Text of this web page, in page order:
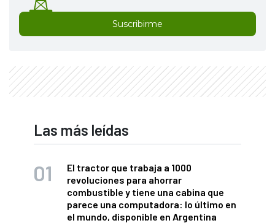
Suscribirme
Las más leídas
El tractor que trabaja a 1000
revoluciones para ahorrar
combustible y tiene una cabina que
parece una computadora: lo último en
el mundo, disponible en Argentina